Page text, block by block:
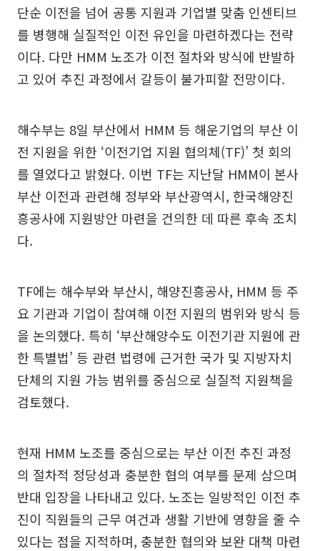
단순 이전을 넘어 공통 지원과 기업별 맞춤 인센티브
를 병행해 실질적인 이전 유인을 마련하겠다는 전략
이다. 다만 HMM 노조가 이전 절차와 방식에 반발하
고 있어 추진 과정에서 갈등이 불가피할 전망이다.
해수부는 8일 부산에서 HMM 등 해운기업의 부산 이
전 지원을 위한 ‘이전기업 지원 협의체(TF)’ 첫 회의
를 열었다고 밝혔다. 이번 TF는 지난달 HMM이 본사
부산 이전과 관련해 정부와 부산광역시, 한국해양진
흥공사에 지원방안 마련을 건의한 데 따른 후속 조치
다.
TF에는 해수부와 부산시, 해양진흥공사, HMM 등 주
요 기관과 기업이 참여해 이전 지원의 범위와 방식 등
을 논의했다. 특히 ‘부산해양수도 이전기관 지원에 관
한 특별법’ 등 관련 법령에 근거한 국가 및 지방자치
단체의 지원 가능 범위를 중심으로 실질적 지원책을
검토했다.
현재 HMM 노조를 중심으로는 부산 이전 추진 과정
의 절차적 정당성과 충분한 협의 여부를 문제 삼으며
반대 입장을 나타내고 있다. 노조는 일방적인 이전 추
진이 직원들의 근무 여건과 생활 기반에 영향을 줄 수
있다는 점을 지적하며, 충분한 협의와 보완 대책 마련